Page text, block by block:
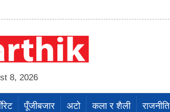
8, 2026
पूँजीबजार अटो कला र शैली राजनीति